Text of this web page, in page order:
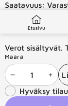
Etusivu
Saatavuus:
Tuotetyyppi:
€663,99
Verot sisältyvät.
Määrä
Vähennä
määrää
Hyväksy